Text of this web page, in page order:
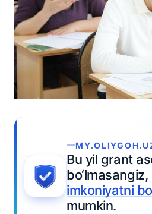
MY.OLIYGOH.UZ
Bu yil grant
bo‘lmasangiz,
imkoniyatni boy
mumkin.